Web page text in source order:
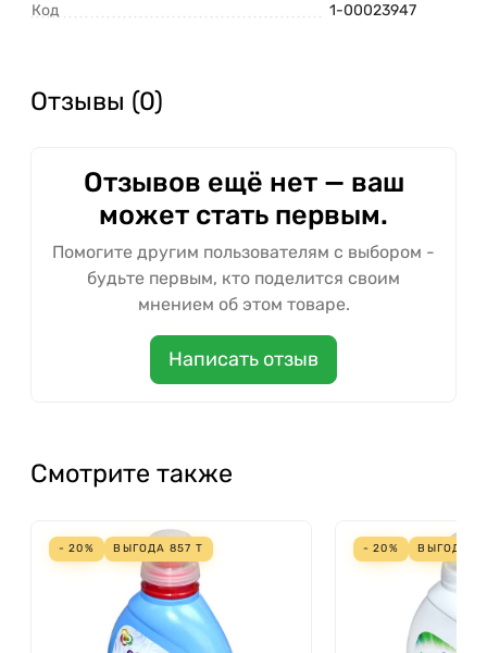
Код 1-00023947
Отзывы (0)
Отзывов ещё нет — ваш
может стать первым.
Помогите другим пользователям с выбором -
будьте первым, кто поделится своим
мнением об этом товаре.
Написать отзыв
Смотрите также
- 20% ВЫГОДА 857 Т - 20% ВЫГОДА